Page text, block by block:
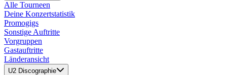
Alle Tourneen
Deine Konzertstatistik
Promogigs
Sonstige Auftritte
Vorgruppen
Gastauftritte
Länderansicht
U2 Discographie